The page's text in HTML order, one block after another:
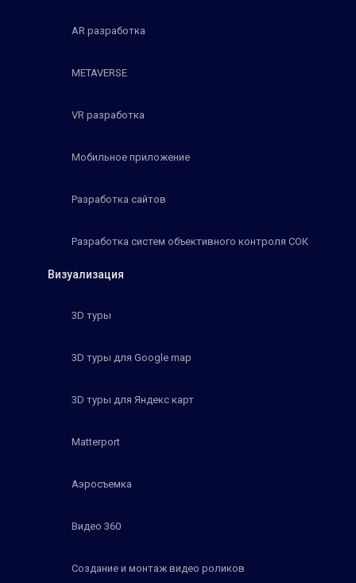
AR разработка
METAVERSE
VR разработка
Мобильное приложение
Разработка сайтов
Разработка систем объективного контроля СОК
Визуализация
3D туры
3D туры для Google map
3D туры для Яндекс карт
Matterport
Аэросъемка
Видео 360
Создание и монтаж видео роликов